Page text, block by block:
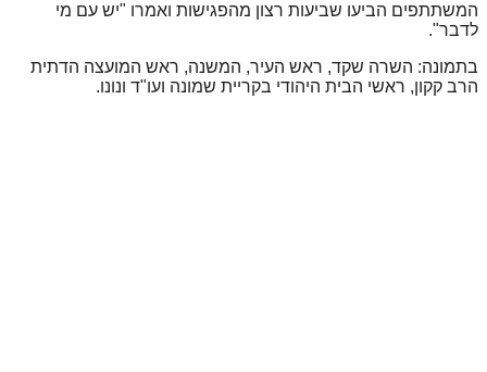
המשתתפים הביעו שביעות רצון מהפגישות ואמרו "יש עם מי
לדבר".
בתמונה: השרה שקד, ראש העיר, המשנה, ראש המועצה הדתית
הרב קקון, ראשי הבית היהודי בקריית שמונה ועו"ד ונונו.